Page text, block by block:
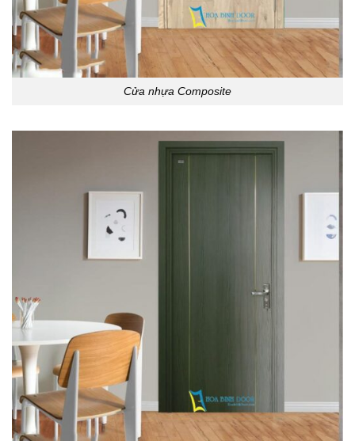
Cửa nhựa Composite